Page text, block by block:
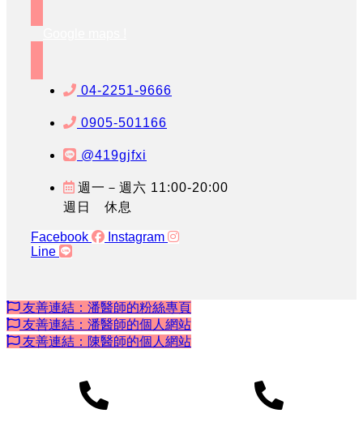
04-2251-9666
0905-501166
@419gjfxi
週一－週六 11:00-20:00
週日 休息
Facebook
Instagram
Line
友善連結：潘醫師的粉絲專頁
友善連結：潘醫師的個人網站
友善連結：陳醫師的個人網站